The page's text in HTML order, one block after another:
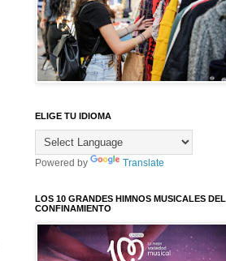
ELIGE TU IDIOMA
Powered by Translate
LOS 10 GRANDES HIMNOS MUSICALES DEL
CONFINAMIENTO